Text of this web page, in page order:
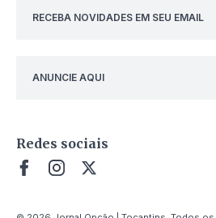
RECEBA NOVIDADES EM SEU EMAIL
ANUNCIE AQUI
Redes sociais